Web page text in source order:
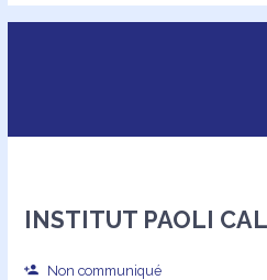
INSTITUT PAOLI
Non communiqué